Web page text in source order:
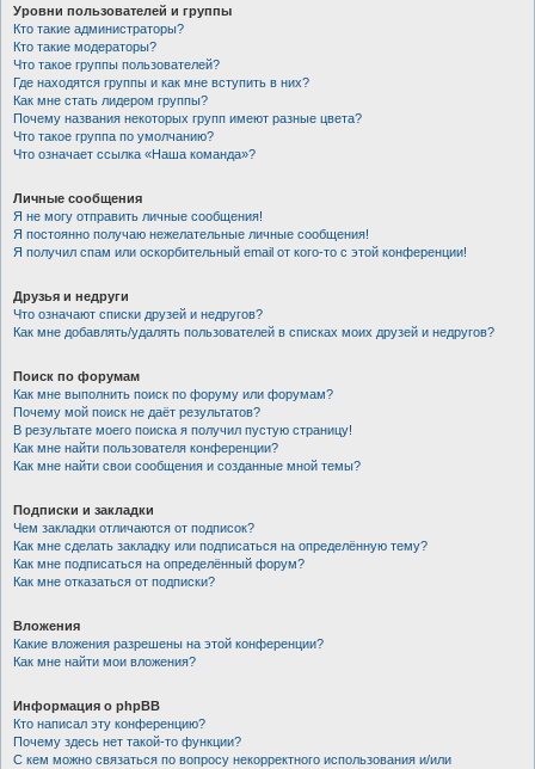
Уровни пользователей и группы
Кто такие администраторы?
Кто такие модераторы?
Что такое группы пользователей?
Где находятся группы и как мне вступить в них?
Как мне стать лидером группы?
Почему названия некоторых групп имеют разные цвета?
Что такое группа по умолчанию?
Что означает ссылка «Наша команда»?
Личные сообщения
Я не могу отправить личные сообщения!
Я постоянно получаю нежелательные личные сообщения!
Я получил спам или оскорбительный email от кого-то с этой конференции!
Друзья и недруги
Что означают списки друзей и недругов?
Как мне добавлять/удалять пользователей в списках моих друзей и недругов?
Поиск по форумам
Как мне выполнить поиск по форуму или форумам?
Почему мой поиск не даёт результатов?
В результате моего поиска я получил пустую страницу!
Как мне найти пользователя конференции?
Как мне найти свои сообщения и созданные мной темы?
Подписки и закладки
Чем закладки отличаются от подписок?
Как мне сделать закладку или подписаться на определённую тему?
Как мне подписаться на определённый форум?
Как мне отказаться от подписки?
Вложения
Какие вложения разрешены на этой конференции?
Как мне найти мои вложения?
Информация о phpBB
Кто написал эту конференцию?
Почему здесь нет такой-то функции?
С кем можно связаться по вопросу некорректного использования и/или